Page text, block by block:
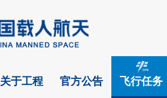
关于工程 官方公告 飞行任务